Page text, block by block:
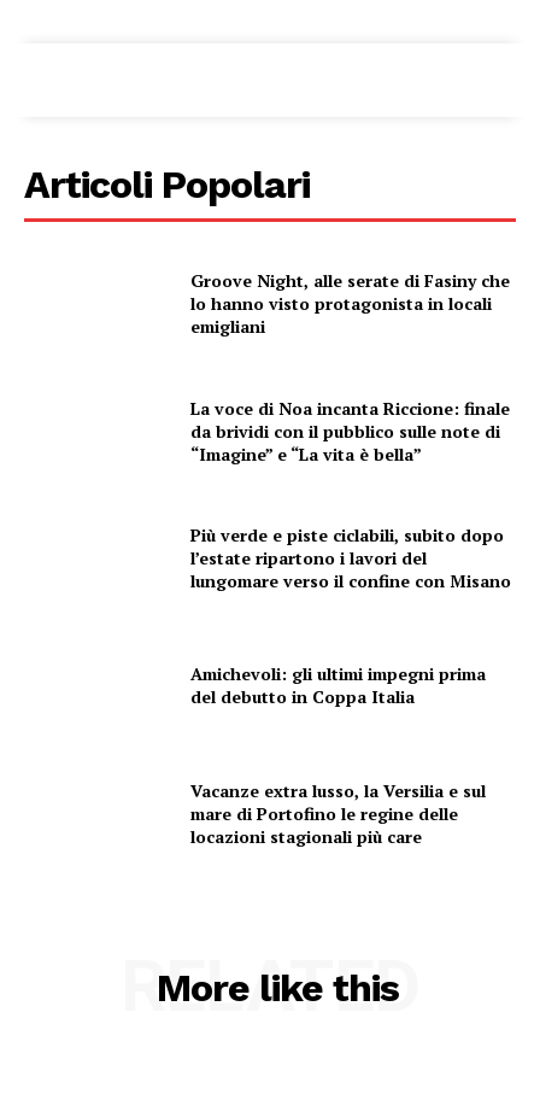
Articoli Popolari
Groove Night, alle serate di Fasiny che
lo hanno visto protagonista in locali
emigliani
La voce di Noa incanta Riccione: finale
da brividi con il pubblico sulle note di
“Imagine” e “La vita è bella”
Più verde e piste ciclabili, subito dopo
l’estate ripartono i lavori del
lungomare verso il confine con Misano
Amichevoli: gli ultimi impegni prima
del debutto in Coppa Italia
Vacanze extra lusso, la Versilia e sul
mare di Portofino le regine delle
locazioni stagionali più care
More like this
RELATED